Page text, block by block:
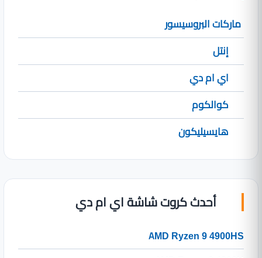
ماركات البروسيسور
إنتل
اي ام دي
كوالكوم
هايسيليكون
أحدث كروت شاشة اي ام دي
AMD Ryzen 9 4900HS